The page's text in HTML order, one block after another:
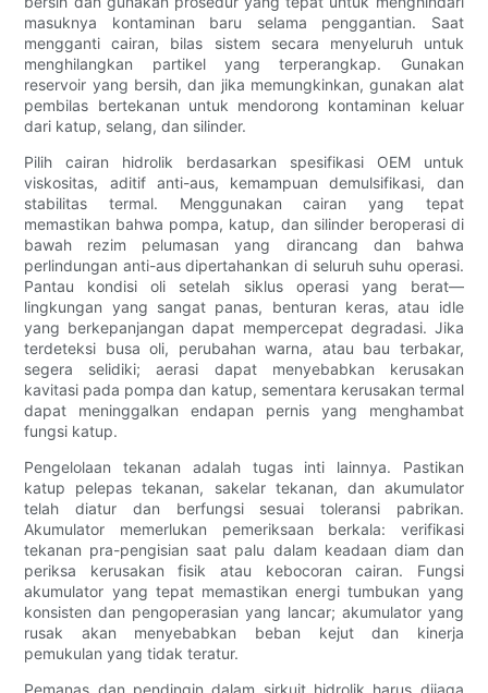
masuknya kontaminan baru selama penggantian. Saat
mengganti cairan, bilas sistem secara menyeluruh untuk
menghilangkan partikel yang terperangkap. Gunakan
reservoir yang bersih, dan jika memungkinkan, gunakan alat
pembilas bertekanan untuk mendorong kontaminan keluar
dari katup, selang, dan silinder.
Pilih cairan hidrolik berdasarkan spesifikasi OEM untuk
viskositas, aditif anti-aus, kemampuan demulsifikasi, dan
stabilitas termal. Menggunakan cairan yang tepat
memastikan bahwa pompa, katup, dan silinder beroperasi di
bawah rezim pelumasan yang dirancang dan bahwa
perlindungan anti-aus dipertahankan di seluruh suhu operasi.
Pantau kondisi oli setelah siklus operasi yang berat—
lingkungan yang sangat panas, benturan keras, atau idle
yang berkepanjangan dapat mempercepat degradasi. Jika
terdeteksi busa oli, perubahan warna, atau bau terbakar,
segera selidiki; aerasi dapat menyebabkan kerusakan
kavitasi pada pompa dan katup, sementara kerusakan termal
dapat meninggalkan endapan pernis yang menghambat
fungsi katup.
Pengelolaan tekanan adalah tugas inti lainnya. Pastikan
katup pelepas tekanan, sakelar tekanan, dan akumulator
telah diatur dan berfungsi sesuai toleransi pabrikan.
Akumulator memerlukan pemeriksaan berkala: verifikasi
tekanan pra-pengisian saat palu dalam keadaan diam dan
periksa kerusakan fisik atau kebocoran cairan. Fungsi
akumulator yang tepat memastikan energi tumbukan yang
konsisten dan pengoperasian yang lancar; akumulator yang
rusak akan menyebabkan beban kejut dan kinerja
pemukulan yang tidak teratur.